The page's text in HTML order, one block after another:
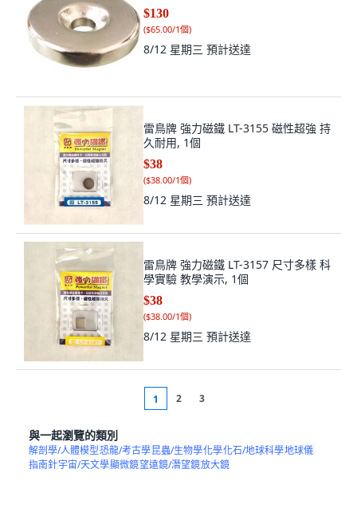
$130
($65.00/1個)
8/12 星期三 預計送達
雷鳥牌 強力磁鐵 LT-3155 磁性超強 持
久耐用, 1個
$38
($38.00/1個)
8/12 星期三 預計送達
雷鳥牌 強力磁鐵 LT-3157 尺寸多樣 科
學實驗 教學演示, 1個
$38
($38.00/1個)
8/12 星期三 預計送達
1 2 3
與一起瀏覽的類別
解剖學/人體模型恐龍/考古學昆蟲/生物學化學化石/地球科學地球儀
指南針宇宙/天文學顯微鏡望遠鏡/潛望鏡放大鏡